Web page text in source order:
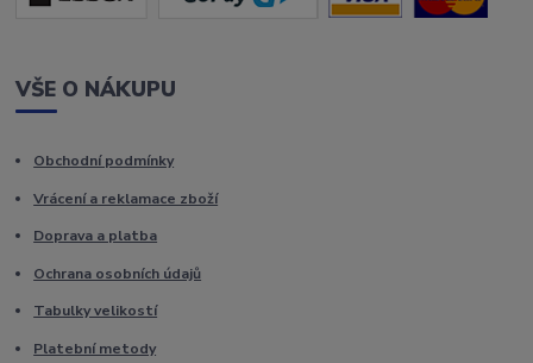
VŠE O NÁKUPU
Obchodní podmínky
Vrácení a reklamace zboží
Doprava a platba
Ochrana osobních údajů
Tabulky velikostí
Platební metody